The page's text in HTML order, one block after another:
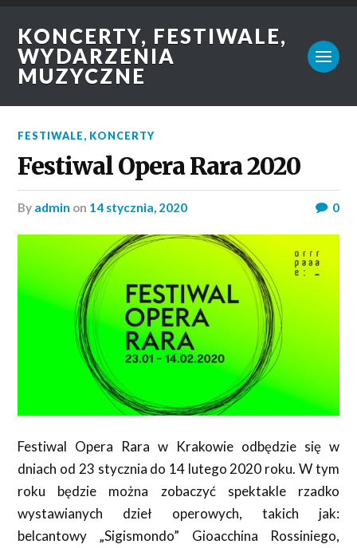
KONCERTY, FESTIWALE,
WYDARZENIA
MUZYCZNE
FESTIWALE, KONCERTY
Festiwal Opera Rara 2020
by admin on 14 stycznia, 2020 0
Festiwal Opera Rara w Krakowie odbędzie się w
dniach od 23 stycznia do 14 lutego 2020 roku. W tym
roku będzie można zobaczyć spektakle rzadko
wystawianych dzieł operowych, takich jak:
belcantowy „Sigismondo” Gioacchina Rossiniego,